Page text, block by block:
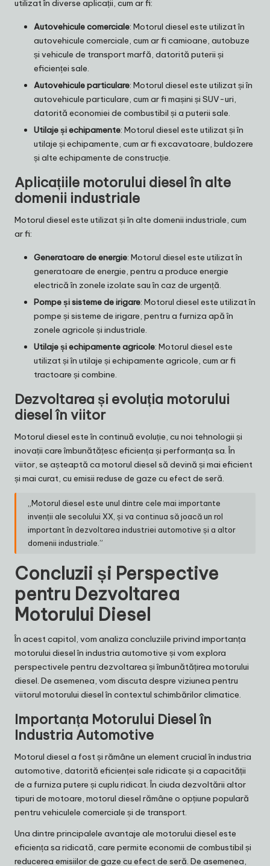
utilizat în diverse aplicații, cum ar fi:
Autovehicule comerciale: Motorul diesel este utilizat în
autovehicule comerciale, cum ar fi camioane, autobuze
și vehicule de transport marfă, datorită puterii și
eficienței sale.
Autovehicule particulare: Motorul diesel este utilizat și în
autovehicule particulare, cum ar fi mașini și SUV-uri,
datorită economiei de combustibil și a puterii sale.
Utilaje și echipamente: Motorul diesel este utilizat și în
utilaje și echipamente, cum ar fi excavatoare, buldozere
și alte echipamente de construcție.
Aplicațiile motorului diesel în alte
domenii industriale
Motorul diesel este utilizat și în alte domenii industriale, cum
ar fi:
Generatoare de energie: Motorul diesel este utilizat în
generatoare de energie, pentru a produce energie
electrică în zonele izolate sau în caz de urgență.
Pompe și sisteme de irigare: Motorul diesel este utilizat în
pompe și sisteme de irigare, pentru a furniza apă în
zonele agricole și industriale.
Utilaje și echipamente agricole: Motorul diesel este
utilizat și în utilaje și echipamente agricole, cum ar fi
tractoare și combine.
Dezvoltarea și evoluția motorului
diesel în viitor
Motorul diesel este în continuă evoluție, cu noi tehnologii și
inovații care îmbunătățesc eficiența și performanța sa. În
viitor, se așteaptă ca motorul diesel să devină și mai eficient
și mai curat, cu emisii reduse de gaze cu efect de seră.
„Motorul diesel este unul dintre cele mai importante
invenții ale secolului XX, și va continua să joacă un rol
important în dezvoltarea industriei automotive și a altor
domenii industriale.”
Concluzii și Perspective
pentru Dezvoltarea
Motorului Diesel
În acest capitol, vom analiza concluziile privind importanța
motorului diesel în industria automotive și vom explora
perspectivele pentru dezvoltarea și îmbunătățirea motorului
diesel. De asemenea, vom discuta despre viziunea pentru
viitorul motorului diesel în contextul schimbărilor climatice.
Importanța Motorului Diesel în
Industria Automotive
Motorul diesel a fost și rămâne un element crucial în industria
automotive, datorită eficienței sale ridicate și a capacității
de a furniza putere și cuplu ridicat. În ciuda dezvoltării altor
tipuri de motoare, motorul diesel rămâne o opțiune populară
pentru vehiculele comerciale și de transport.
Una dintre principalele avantaje ale motorului diesel este
eficiența sa ridicată, care permite economii de combustibil și
reducerea emisiilor de gaze cu efect de seră. De asemenea,